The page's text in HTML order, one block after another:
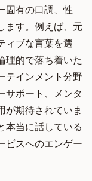
固有の口調、性
ます。例えば、元
ィブな言葉を選
理的で落ち着いた
テインメント分野
サポート、メンタ
が期待されていま
本当に話している
ビスへのエンゲー